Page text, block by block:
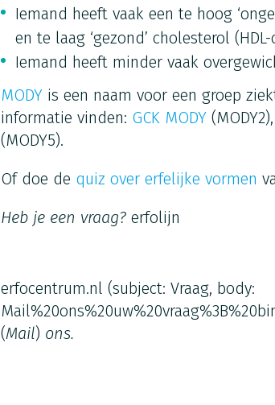
Iemand heeft vaak een te hoog
en te laag ‘gezond’ cholesterol
Iemand heeft minder vaak
MODYis een naam voor een groep
informatie vinden: GCK MODY(MODY2),
(MODY5).
Of doe de quiz over erfelijke vormen
Heb je een vraag? erfolijn
erfocentrum.nl (subject: Vraag, body:
(Mail) ons.